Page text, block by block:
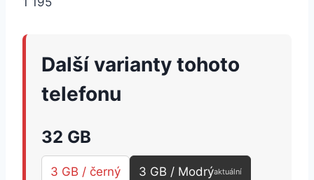
Další varianty tohoto
telefonu
32 GB
3 GB / černý 3 GB / Modrýaktuální